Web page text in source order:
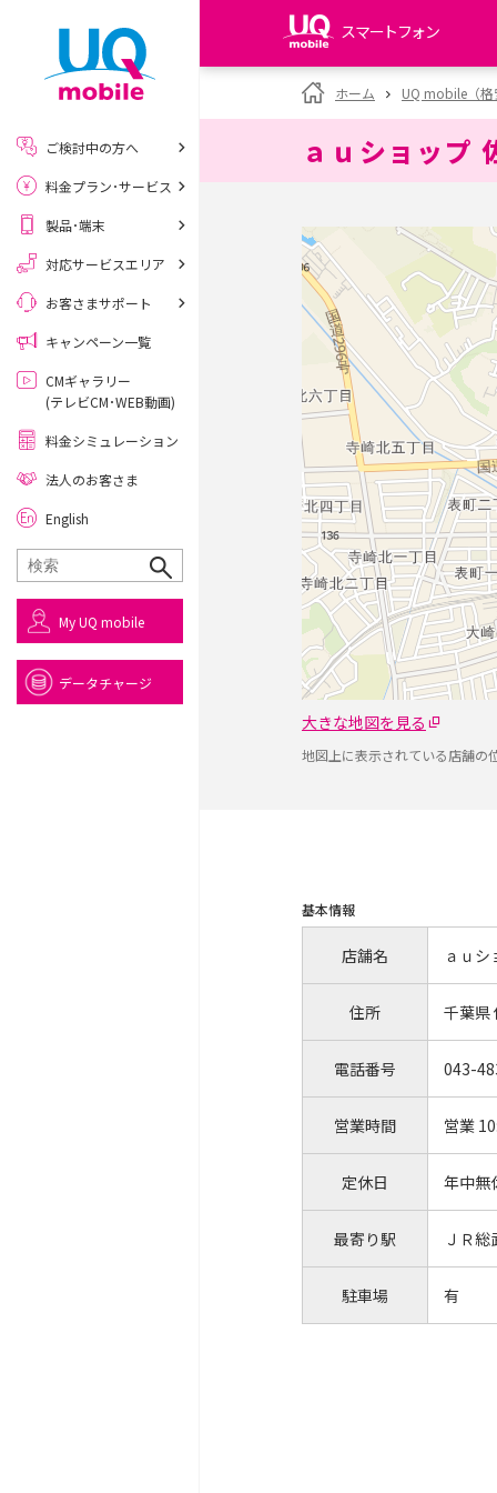
スマートフォン
my UQ WiMAX
UQ WiMAX ご契約の方
My UQ mobile
UQ mobile
データチャージサイト
ホーム UQ mobile（
ａｕショップ
大きな地図を見る
地図上に表示されている店舗の
基本情報
店舗名 ａｕ
住所 千葉県
電話番号 043-
営業時間 営業
定休日 年中無
最寄り駅 ＪＲ
駐車場 有
ご検討中の方へ
料金プラン･サービス
製品･端末
対応サービスエリア
お客さまサポート
キャンペーン一覧
CMギャラリー
(テレビCM･WEB動画)
料金シミュレーション
法人のお客さま
English
My UQ mobile
データチャージ